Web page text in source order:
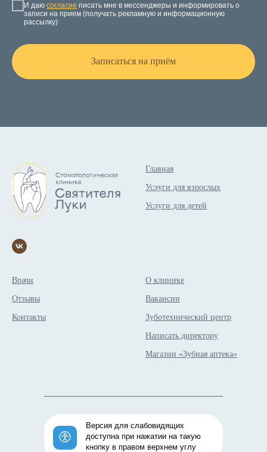
И даю согласие писать мне в мессенджеры и информировать о
записи на прием (получать рекламную и информационную
рассылку)
Записаться на приём
Главная
Услуги для взрослых
Услуги для детей
Врачи
Отзывы
Контакты
О клинике
Вакансии
Зуботехнический центр
Написать директору
Магазин «Зубная аптека»
Версия для слабовидящих
доступна при нажатии на такую
кнопку в правом верхнем углу